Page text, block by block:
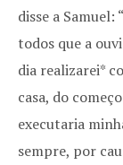
disse a
todos que a
dia realizarei*
casa, do
executaria
sempre, por